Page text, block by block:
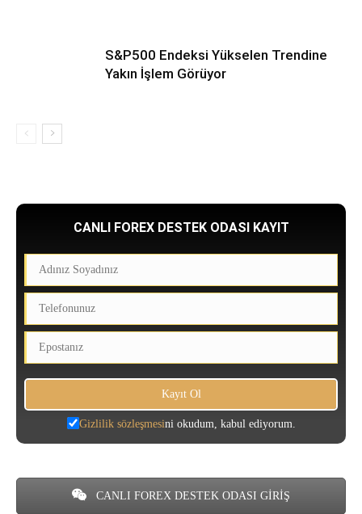
S&P500 Endeksi Yükselen Trendine
Yakın İşlem Görüyor
CANLI FOREX DESTEK ODASI KAYIT
Gizlilik sözleşmesini okudum, kabul ediyorum.
CANLI FOREX DESTEK ODASI GİRİŞ